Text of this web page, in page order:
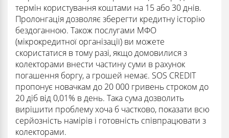
термін користування коштами на 15 або 30 днів.
Пролонгація дозволяє зберегти кредитну історію
бездоганною. Також послугами МФО
(мікрокредитної організації) ви можете
скористатися в тому разі, якщо домовилися з
колекторами внести частину суми в рахунок
погашення боргу, а грошей немає. SOS CREDIT
пропонує новачкам до 20 000 гривень строком до
20 діб від 0,01% в день. Така сума дозволить
вирішити проблему хоча б частково, показати всю
серйозність намірів і готовність співпрацювати з
колекторами.